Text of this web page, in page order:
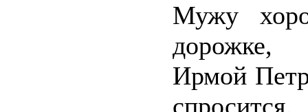
Мужу
дорожке,
Ирмой